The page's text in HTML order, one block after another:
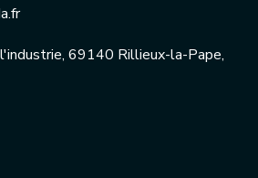
69140 Rillieux-la-Pape,